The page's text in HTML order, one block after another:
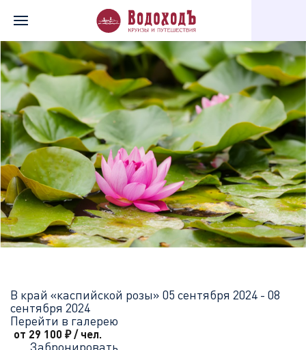
В край «каспийской розы» 05 сентября 2024 - 08
сентября 2024
Перейти в галерею
от 29 100 ₽/ чел.
Забронировать